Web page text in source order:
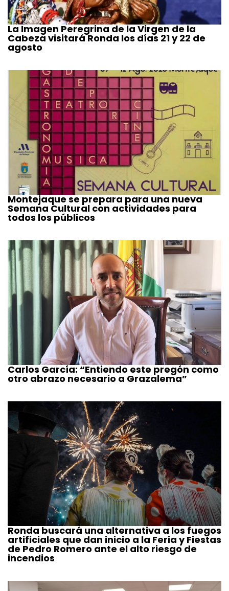
La Imagen Peregrina de la Virgen de la
Cabeza visitará Ronda los días 21 y 22 de
agosto
Montejaque se prepara para una nueva
Semana Cultural con actividades para
todos los públicos
Carlos García: “Entiendo este pregón como
otro abrazo necesario a Grazalema”
Ronda buscará una alternativa a los fuegos
artificiales que dan inicio a la Feria y Fiestas
de Pedro Romero ante el alto riesgo de
incendios